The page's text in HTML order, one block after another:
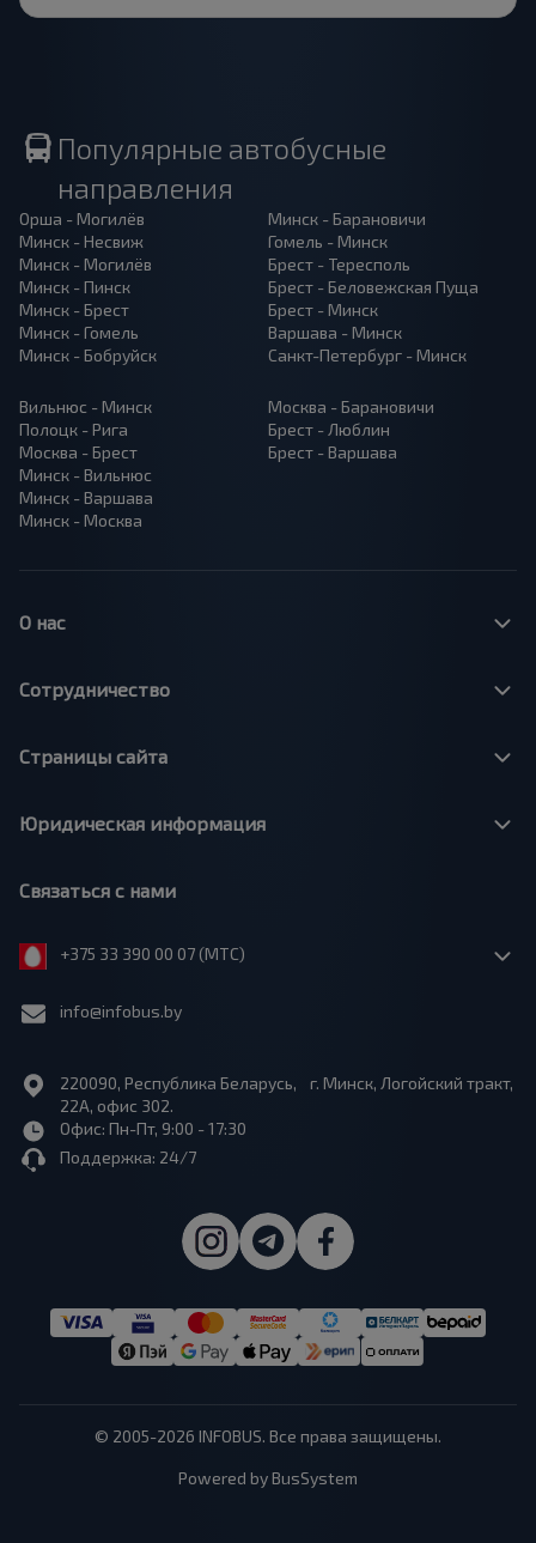
Популярные автобусные
направления
Орша - Могилёв
Минск - Несвиж
Минск - Могилёв
Минск - Пинск
Минск - Брест
Минск - Гомель
Минск - Бобруйск
Минск - Барановичи
Гомель - Минск
Брест - Тересполь
Брест - Беловежская Пуща
Брест - Минск
Варшава - Минск
Санкт-Петербург - Минск
Вильнюс - Минск
Полоцк - Рига
Москва - Брест
Минск - Вильнюс
Минск - Варшава
Минск - Москва
Москва - Барановичи
Брест - Люблин
Брест - Варшава
О нас
Сотрудничество
Страницы сайта
Юридическая информация
Связаться с нами
+375 33 390 00 07 (МТС)
info@infobus.by
220090, Республика Беларусь, г. Минск, Логойский тракт,
22А, офис 302.
Офис: Пн-Пт, 9:00 - 17:30
Поддержка: 24/7
© 2005-2026 INFOBUS. Все права защищены.
Powered by BusSystem